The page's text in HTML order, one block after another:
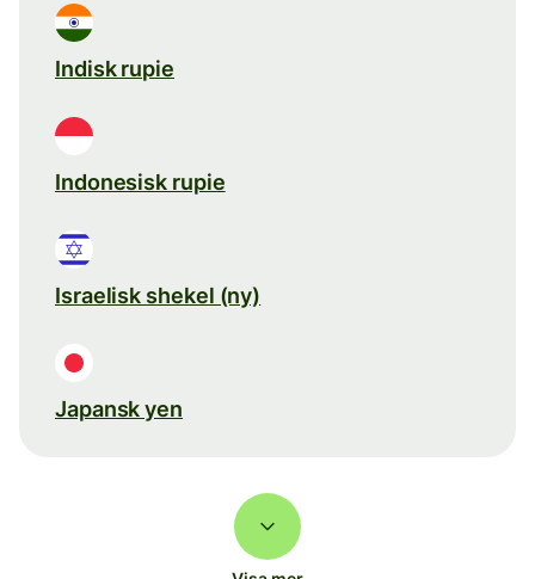
Indisk rupie
Indonesisk rupie
Israelisk shekel (ny)
Japansk yen